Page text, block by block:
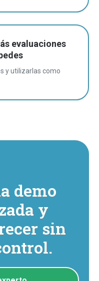
evaluaciones
y utilizarlas como
demo
y
sin